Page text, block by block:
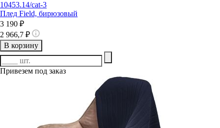
10453.14/cat-3
Плед Field, бирюзовый
3 190 ₽
2 966,7 ₽
В корзину
Привезем под заказ